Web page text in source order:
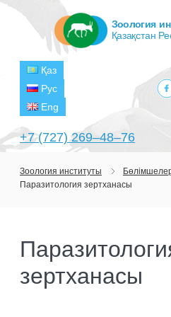
+7 (727) 269‒48‒76
Қаз
Рус
Eng
Зоология
Қазақстан
БАСТЫ
МАҚСАТТАРЫ МЕН
БАСШЫЛЫҚ
БӨЛІМШЕЛЕР
ЗЕРТХАНАЛАР
ЖОБАЛАР
Зоология институты
Паразитология зертханасы
зертханасы